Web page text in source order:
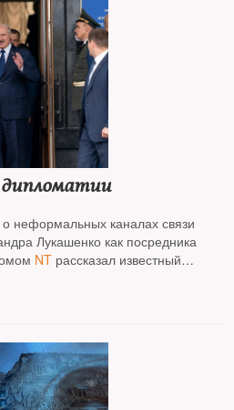
неформальных каналах связи
Лукашенко как посредника
NT рассказал известный